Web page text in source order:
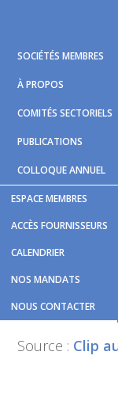
primary
navigation
main
content
footer
ESPACE MEMBRES
ACCÈS FOURNISSEURS
CALENDRIER
NOS MANDATS
NOUS CONTACTER
SOCIÉTÉS MEMBRES
À PROPOS
COMITÉS SECTORIELS
PUBLICATIONS
COLLOQUE ANNUEL
Vous êtes ici :
REM
situation
Source : Clip